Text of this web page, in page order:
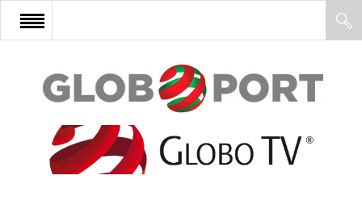
FŐOLDAL
AFRIKA